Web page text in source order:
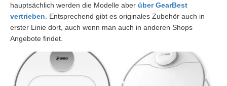
hauptsächlich werden die Modelle aber über GearBest
vertrieben . Entsprechend gibt es originales Zubehör auch in
erster Linie dort, auch wenn man auch in anderen Shops
Angebote findet.